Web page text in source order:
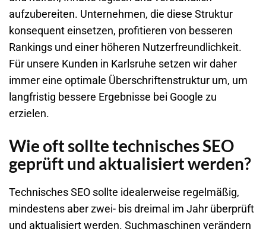
aufzubereiten. Unternehmen, die diese Struktur
konsequent einsetzen, profitieren von besseren
Rankings und einer höheren Nutzerfreundlichkeit.
Für unsere Kunden in Karlsruhe setzen wir daher
immer eine optimale Überschriftenstruktur um, um
langfristig bessere Ergebnisse bei Google zu
erzielen.
Wie oft sollte technisches SEO
geprüft und aktualisiert werden?
Technisches SEO sollte idealerweise regelmäßig,
mindestens aber zwei- bis dreimal im Jahr überprüft
und aktualisiert werden. Suchmaschinen verändern